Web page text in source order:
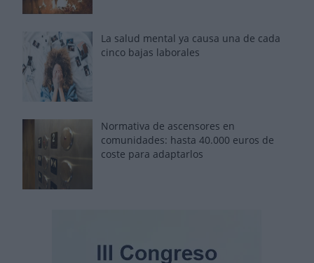
La salud mental ya causa una de cada
cinco bajas laborales
Normativa de ascensores en
comunidades: hasta 40.000 euros de
coste para adaptarlos